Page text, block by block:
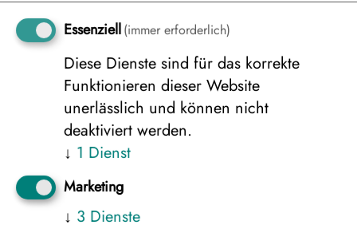
Nächste Termine
19.12.2026
26.12.2026 -02.01.2027
Dauer: 8 Tage ab 1.999 €
Essenziell(immer erforderlich)
Diese Dienste sind für das korrekte
Funktionieren dieser Website
unerlässlich und können nicht
deaktiviert werden.
↓ 1 Dienst
Marketing
↓ 3 Dienste